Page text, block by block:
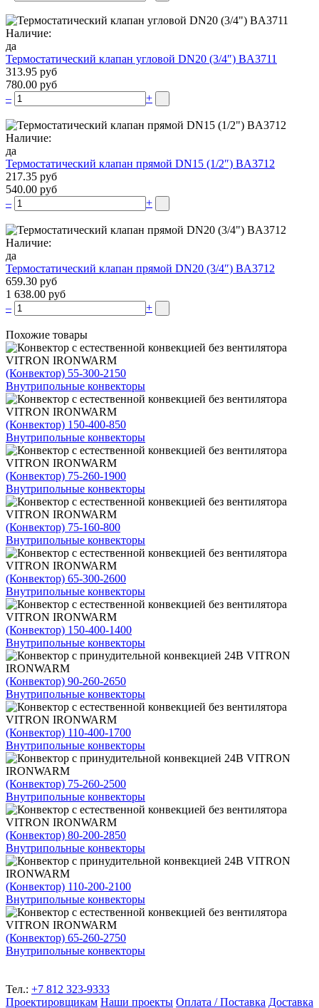
Наличие:
да
Термостатический клапан угловой DN20 (3/4″) BA3711
313.95 руб
780.00 руб
–
+
Наличие:
да
Термостатический клапан прямой DN15 (1/2″) BA3712
217.35 руб
540.00 руб
–
+
Наличие:
да
Термостатический клапан прямой DN20 (3/4″) BA3712
659.30 руб
1 638.00 руб
–
+
Похожие товары
(Конвектор) 55-300-2150
Внутрипольные конвекторы
(Конвектор) 150-400-850
Внутрипольные конвекторы
(Конвектор) 75-260-1900
Внутрипольные конвекторы
(Конвектор) 75-160-800
Внутрипольные конвекторы
(Конвектор) 65-300-2600
Внутрипольные конвекторы
(Конвектор) 150-400-1400
Внутрипольные конвекторы
(Конвектор) 90-260-2650
Внутрипольные конвекторы
(Конвектор) 110-400-1700
Внутрипольные конвекторы
(Конвектор) 75-260-2500
Внутрипольные конвекторы
(Конвектор) 80-200-2850
Внутрипольные конвекторы
(Конвектор) 110-200-2100
Внутрипольные конвекторы
(Конвектор) 65-260-2750
Внутрипольные конвекторы
Тел.: +7 812 323-9333
Проектировщикам Наши проекты Оплата / Поставка Доставка